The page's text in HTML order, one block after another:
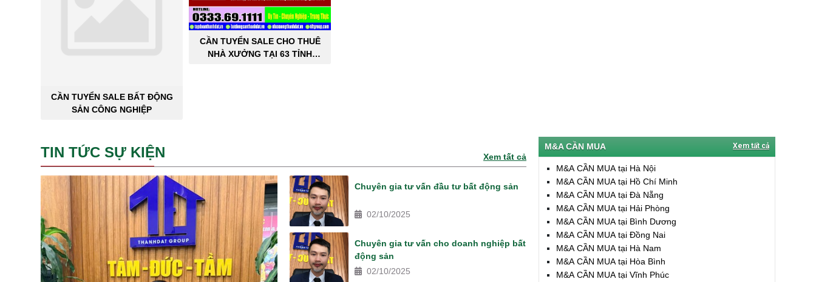
CẦN TUYỂN SALE BẤT ĐỘNG
SẢN CÔNG NGHIỆP
CẦN TUYỂN SALE CHO THUÊ
NHÀ XƯỞNG TẠI 63 TỈNH
TIN TỨC SỰ KIỆN Xem tất cả
Chuyên gia tư vấn đầu tư bất động sản
02/10/2025
Chuyên gia tư vấn cho doanh nghiệp bất
động sản
02/10/2025
M&A CẦN MUA Xem tất cả
M&A CẦN MUA tại Hà Nội
M&A CẦN MUA tại Hồ Chí Minh
M&A CẦN MUA tại Đà Nẵng
M&A CẦN MUA tại Hải Phòng
M&A CẦN MUA tại Bình Dương
M&A CẦN MUA tại Đồng Nai
M&A CẦN MUA tại Hà Nam
M&A CẦN MUA tại Hòa Bình
M&A CẦN MUA tại Vĩnh Phúc